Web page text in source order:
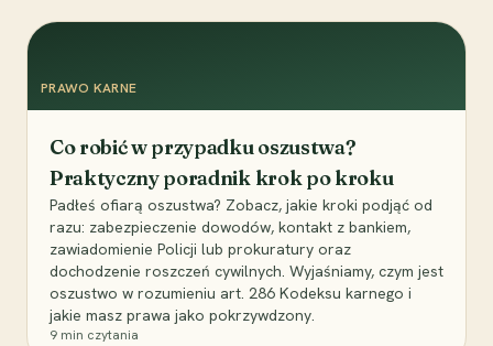
PRAWO KARNE
Co robić w przypadku oszustwa?
Praktyczny poradnik krok po kroku
Padłeś ofiarą oszustwa? Zobacz, jakie kroki podjąć od
razu: zabezpieczenie dowodów, kontakt z bankiem,
zawiadomienie Policji lub prokuratury oraz
dochodzenie roszczeń cywilnych. Wyjaśniamy, czym jest
oszustwo w rozumieniu art. 286 Kodeksu karnego i
jakie masz prawa jako pokrzywdzony.
9 min czytania